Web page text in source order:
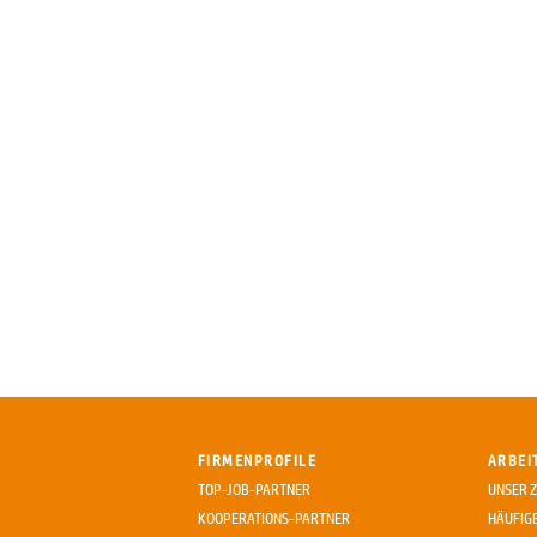
FIRMENPROFILE
TOP-JOB-PARTNER
KOOPERATIONS-PARTNER
UNSER